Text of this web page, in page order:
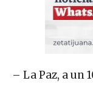
– La Paz, a un